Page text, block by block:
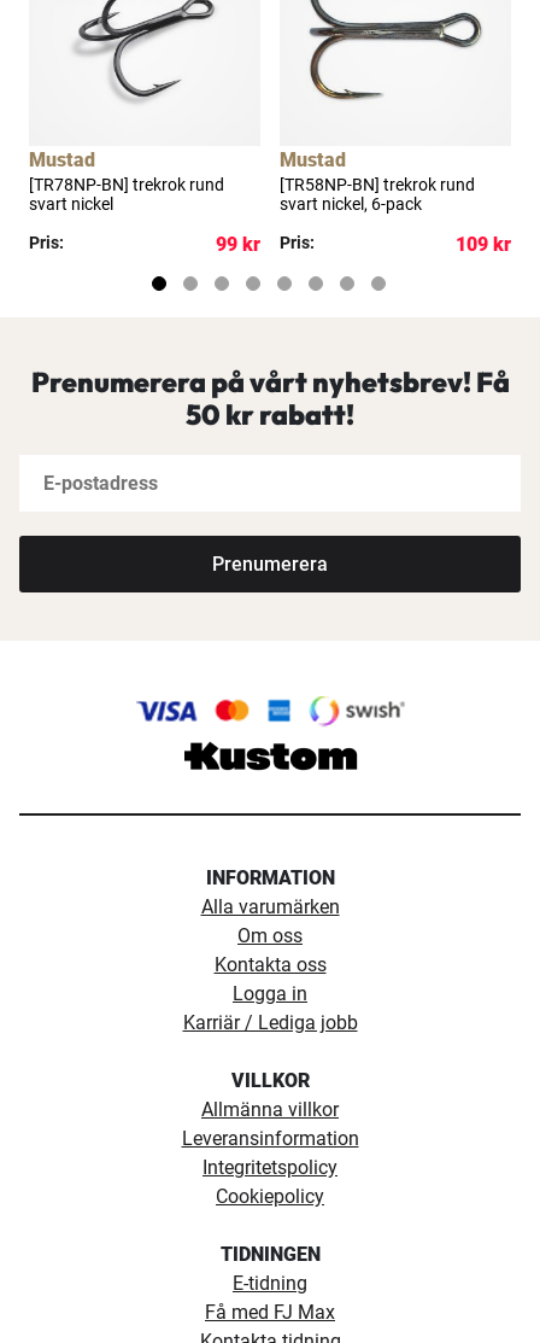
Mustad
[TR78NP-BN] trekrok rund
svart nickel
Pris:
99 kr
Mustad
[TR58NP-BN] trekrok rund
svart nickel, 6-pack
Pris:
109 kr
Prenumerera på vårt nyhetsbrev! Få
50 kr rabatt!
Prenumerera
INFORMATION
Alla varumärken
Om oss
Kontakta oss
Logga in
Karriär / Lediga jobb
VILLKOR
Allmänna villkor
Leveransinformation
Integritetspolicy
Cookiepolicy
TIDNINGEN
E-tidning
Få med FJ Max